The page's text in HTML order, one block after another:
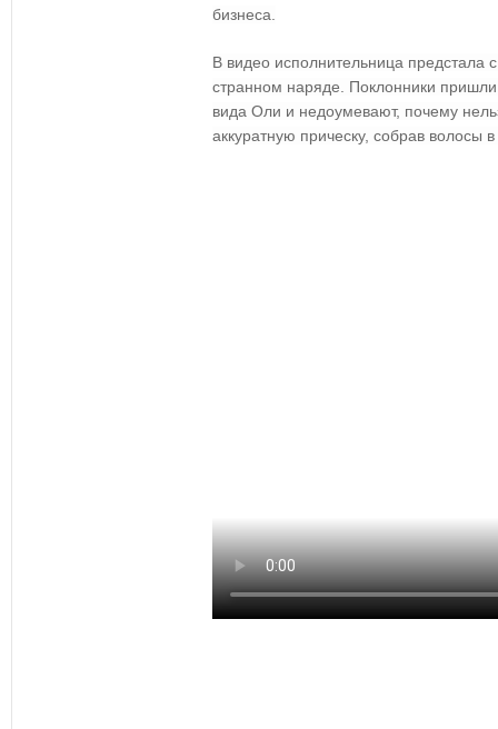
бизнеса.
В видео исполнительница предстала
странном наряде. Поклонники
вида Оли и недоумевают, почему
аккуратную прическу, собрав волосы в